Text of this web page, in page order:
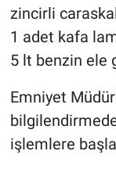
zincirli
1 adet kafa
5 lt benzin ele
Emniyet
işlemlere